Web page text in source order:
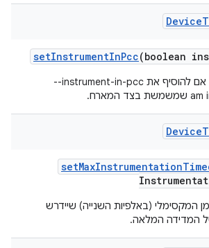
Device
setInstrumentInPcc(boolean
ההגדרה הזו קובעת אם להוסיף את ‎--instrument-in-pcc
Device
setMaxInstrumentation
המקסימלי (באלפיות השנייה) שיידרש
המדידה המלאה.